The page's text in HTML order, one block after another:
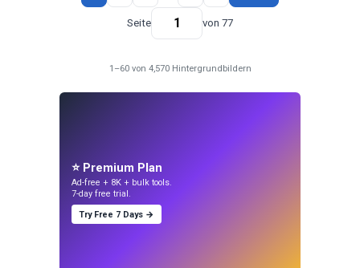
Seite von 77
1–60 von 4,570 Hintergrundbildern
⭐ Premium Plan
Ad-free + 8K + bulk tools.
7-day free trial.
Try Free 7 Days →